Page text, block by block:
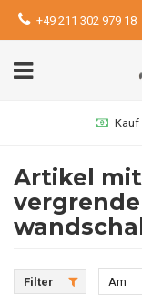
+49 211 302 979 18
Kauf
Artikel
Filter
Am